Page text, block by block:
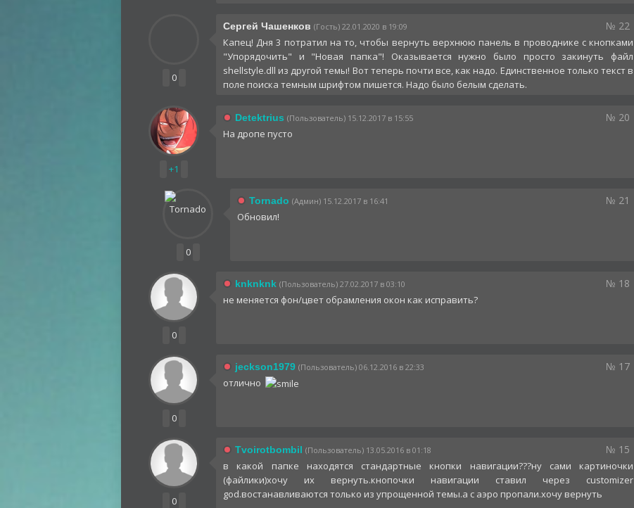
0
Сергей Чашенков (Гость) 22.01.2020 в 19:09 № 22
Капец! Дня 3 потратил на то, чтобы вернуть верхнюю панель в проводнике с кнопками
"Упорядочить" и "Новая папка"! Оказывается нужно было просто закинуть файл
shellstyle.dll из другой темы! Вот теперь почти все, как надо. Единственное только текст в
поле поиска темным шрифтом пишется. Надо было белым сделать.
+1
Detektrius (Пользователь) 15.12.2017 в 15:55 № 20
На дропе пусто
0
Tornado (Админ) 15.12.2017 в 16:41 № 21
Обновил!
0
knknknk (Пользователь) 27.02.2017 в 03:10 № 18
не меняется фон/цвет обрамления окон как исправить?
0
jeckson1979 (Пользователь) 06.12.2016 в 22:33 № 17
отлично
0
Tvoirotbombil (Пользователь) 13.05.2016 в 01:18 № 15
в какой папке находятся стандартные кнопки навигации???ну сами картиночки
(файлики)хочу их вернуть.кнопочки навигации ставил через customizer
god.востанавливаются только из упрощенной темы.а с аэро пропали.хочу вернуть